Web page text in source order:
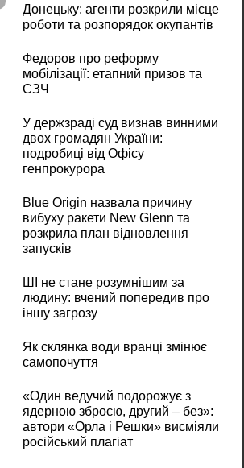
Донецьку: агенти розкрили місце
роботи та розпорядок окупантів
Федоров про реформу
мобілізації: етапний призов та
СЗЧ
У держзраді суд визнав винними
двох громадян України:
подробиці від Офісу
генпрокурора
Blue Origin назвала причину
вибуху ракети New Glenn та
розкрила план відновлення
запусків
ШІ не стане розумнішим за
людину: вчений попередив про
іншу загрозу
Як склянка води вранці змінює
самопочуття
«Один ведучий подорожує з
ядерною зброєю, другий – без»:
автори «Орла і Решки» висміяли
російський плагіат